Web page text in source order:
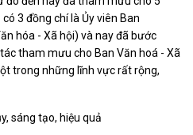
3 đồng chí là Ủy viên Ban
hóa - Xã hội) và nay đã bước
tham mưu cho Ban Văn hoá - Xã
trong những lĩnh vực rất rộng,
sáng tạo, hiệu quả